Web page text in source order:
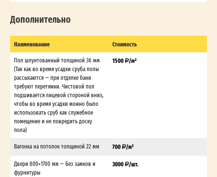
Дополнительно
Наименование Стоимость
Пол шпунтованный толщиной 36 мм
(Так как во время усадки сруба полы
рассыхаются — при отделке бани
требуют перетяжки. Чистовой пол
подшивается лицевой стороной вниз,
чтобы во время усадки можно было
использовать сруб как служебное
помещение и не повредить доску
пола)
1500 /м²
Вагонка на потолок толщиной 22 мм 700 /м²
Двери 800×1700 мм — Без замков и
фурнитуры
3000 /шт.